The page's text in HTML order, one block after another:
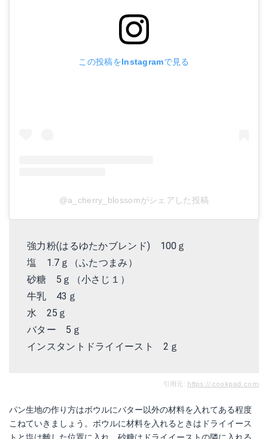
この投稿をInstagramで見る
@a_cherry_blossomがシェアした投稿
強力粉(はるゆたかブレンド) 100ｇ
塩 1.7ｇ（ふたつまみ）
砂糖 5ｇ（小さじ１）
牛乳 43ｇ
水 25ｇ
バター 5ｇ
インスタントドライイースト 2ｇ
引用元: https://cookpad.com
パン生地の作り方はボウルにバター以外の材料を入れてある程度
こねていきましょう。ボウルに材料を入れるときはドライイース